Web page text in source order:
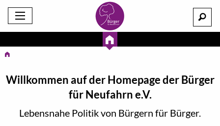
Willkommen auf der Homepage der Bürger
für Neufahrn e.V.
Lebensnahe Politik von Bürgern für Bürger.